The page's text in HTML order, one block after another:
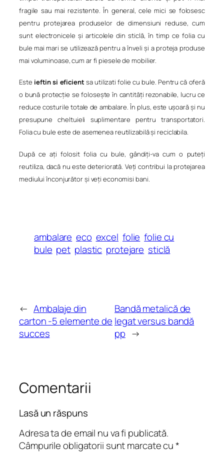
fragile sau mai rezistente. În general, cele mici se folosesc
pentru protejarea produselor de dimensiuni reduse, cum
sunt electronicele și articolele din sticlă, în timp ce folia cu
bule mai mari se utilizează pentru a înveli și a proteja produse
mai voluminoase, cum ar fi piesele de mobilier.
Este ieftin si eficient sa utilizati folie cu bule. Pentru că oferă
o bună protecție se folosește în cantități rezonabile, lucru ce
reduce costurile totale de ambalare. În plus, este ușoară și nu
presupune cheltuieli suplimentare pentru transportatori.
Folia cu bule este de asemenea reutilizabilă și reciclabila.
După ce ați folosit folia cu bule, gândiți-va cum o puteți
reutiliza, dacă nu este deteriorată. Veți contribui la protejarea
mediului înconjurător și veți economisi bani.
ambalare eco excel folie folie cu
bule pet plastic protejare sticlă
← Ambalaje din
carton -5 elemente de
succes
Bandă metalică de
legat versus bandă
pp →
Comentarii
Lasă un răspuns
Adresa ta de email nu va fi publicată.
Câmpurile obligatorii sunt marcate cu*